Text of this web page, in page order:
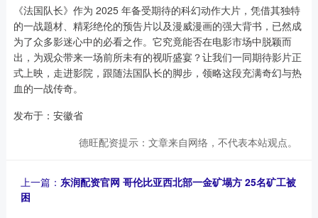
《法国队长》作为 2025 年备受期待的科幻动作大片，凭借其独特
的一战题材、精彩绝伦的预告片以及漫威漫画的强大背书，已然成
为了众多影迷心中的必看之作。它究竟能否在电影市场中脱颖而
出，为观众带来一场前所未有的视听盛宴？让我们一同期待影片正
式上映，走进影院，跟随法国队长的脚步，领略这段充满奇幻与热
血的一战传奇。
发布于：安徽省
德旺配资提示：文章来自网络，不代表本站观点。
上一篇： 东润配资官网 哥伦比亚西北部一金矿塌方 25名矿工被
困